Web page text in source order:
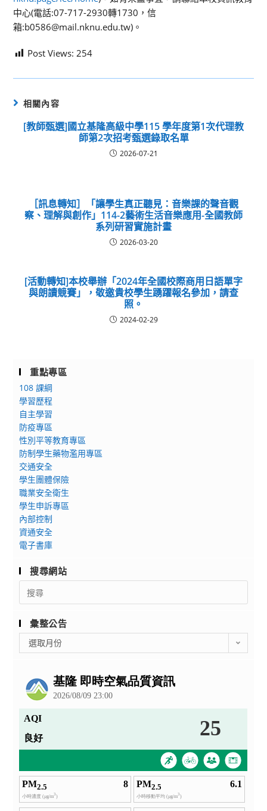
中心(電話:07-717-2930轉1730，信
箱:b0586@mail.nknu.edu.tw)。
Post Views: 254
相關內容
[教師甄選]國立基隆高級中學115 學年度第1次代理教
師第2次招考甄選錄取名單
2026-07-21
［訊息轉知］「讓學生真正聽見：音樂課的聲音觀
察、理解與創作」114-2藝術生活音樂應用-全國教師
系列研習實施計畫
2026-03-20
[活動轉知]本校舉辦「2024年全國校際商用日語單字
與朗讀競賽」，敬邀貴校學生踴躍報名參加，請查
照。
2024-02-29
重點專區
108 課綱
學習歷程
自主學習
防疫專區
性別平等教育專區
防制學生藥物濫用專區
交通安全
學生團體保險
職業安全衛生
學生申訴專區
內部控制
資通安全
電子書庫
搜尋網站
Search
for:
彙整公告
整
選取月份